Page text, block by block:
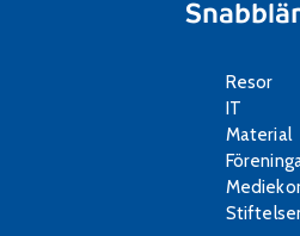
Resor
IT
Material